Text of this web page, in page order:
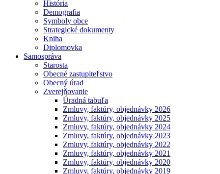
História
Demografia
Symboly obce
Strategické dokumenty
Kniha
Diplomovka
Samospráva
Starosta
Obecné zastupiteľstvo
Obecný úrad
Zverejňovanie
Úradná tabuľa
Zmluvy, faktúry, objednávky 2026
Zmluvy, faktúry, objednávky 2025
Zmluvy, faktúry, objednávky 2024
Zmluvy, faktúry, objednávky 2023
Zmluvy, faktúry, objednávky 2022
Zmluvy, faktúry, objednávky 2021
Zmluvy, faktúry, objednávky 2020
Zmluvy, faktúry, objednávky 2019